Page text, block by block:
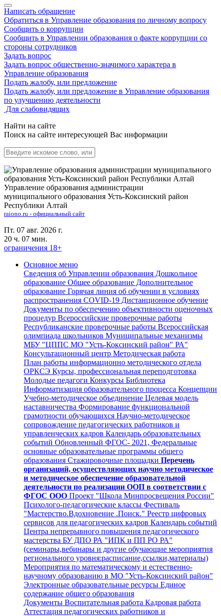
Написать обращение
Обратиться в Управление образования по личному вопросу
Сообщить о коррупции
Сообщить в Управлении образования о факте коррупции со
стороны сотрудников
Задать вопрос
Задать вопрос общественно-значимого характера в
Управление образования
Подать жалобу, или предложение
Подать жалобу, или предложение в Управление образования
по улучшению деятельности
Для слабовидящих
Найти на сайте
Поиск на сайте интересующей Вас информации
Управление образования администрации
муниципального образования Усть-Коксинский район
Республики Алтай
raiono.ru - официальный сайт
Пт. 07 авг. 2026 г.
20 ч. 07 мин.
ограничения 18+
Основное меню
Сведения об Управлении образования Дошкольное
образование Общее образование Дополнительное
образование Горячая линия об обучении в условиях
распространения COVID-19 Дистанционное обучение
Документы по обеспечению объективности оценочных
процедур Всероссийские проверочные работы
Республиканские проверочные работы Всероссийская
олимпиада школьников Муниципальные механизмы
МБУ "ЦППС МО "Усть-Коксинский район" РА"
Консультационный центр Методическая работа
План работы информационно методического отдела
ОРКСЭ Курсы, профессиональная переподготовка
Молодые педагоги Конкурсы Библиотека
Информатизация образовательного процесса Концепции
Учебно-методическое объединение Целевая модель
наставничества Формирование функциональной
грамотности обучающихся Научно-методическое
сопровождение педагогических работников и
управленческих кадров Календарь образовательных
событий Обновленный ФГОС- 2021, Федеральные
основные образовательные программы общего
образования Стажировочные площадки Перечень
организаций, осуществляющих научно методическое
и методическое обеспечение образовательной
деятельности по реализации ООП в соответствии с
ФГОС ООО Проект "Школа Минпросвещения России"
Психолого-педагогические классы Фестиваль
"Мастерство.Вдохновение .Поиск." Реестр цифровых
сервисов для педагогических кадров Календарь событий
Центра непрерывного повышения педагогического
мастерства БУ ДПО РА "ИПК и ПП РО РА"
(семинары,вебинары и другие обучающие мероприятия
регионального уровня:расписание,ссылки,материалы)
Мероприятия по математическому и естественно-
научному образованию в МО "Усть-Коксинский район"
Электронные образовательные ресурсы Единое
содержание общего образования
Документы Воспитательная работа Кадровая работа
Аттестация педагогических работников и